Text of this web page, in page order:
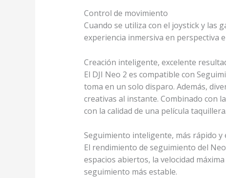
Control de movimiento
Cuando se utiliza con el joystick y las
experiencia inmersiva en perspectiva
Creación inteligente, excelente
El DJI Neo 2 es compatible con
toma en un solo disparo. Además,
creativas al instante. Combinado con
con la calidad de una película taquillera.
Seguimiento inteligente, más rápido y
El rendimiento de seguimiento del
espacios abiertos, la velocidad
seguimiento más estable.